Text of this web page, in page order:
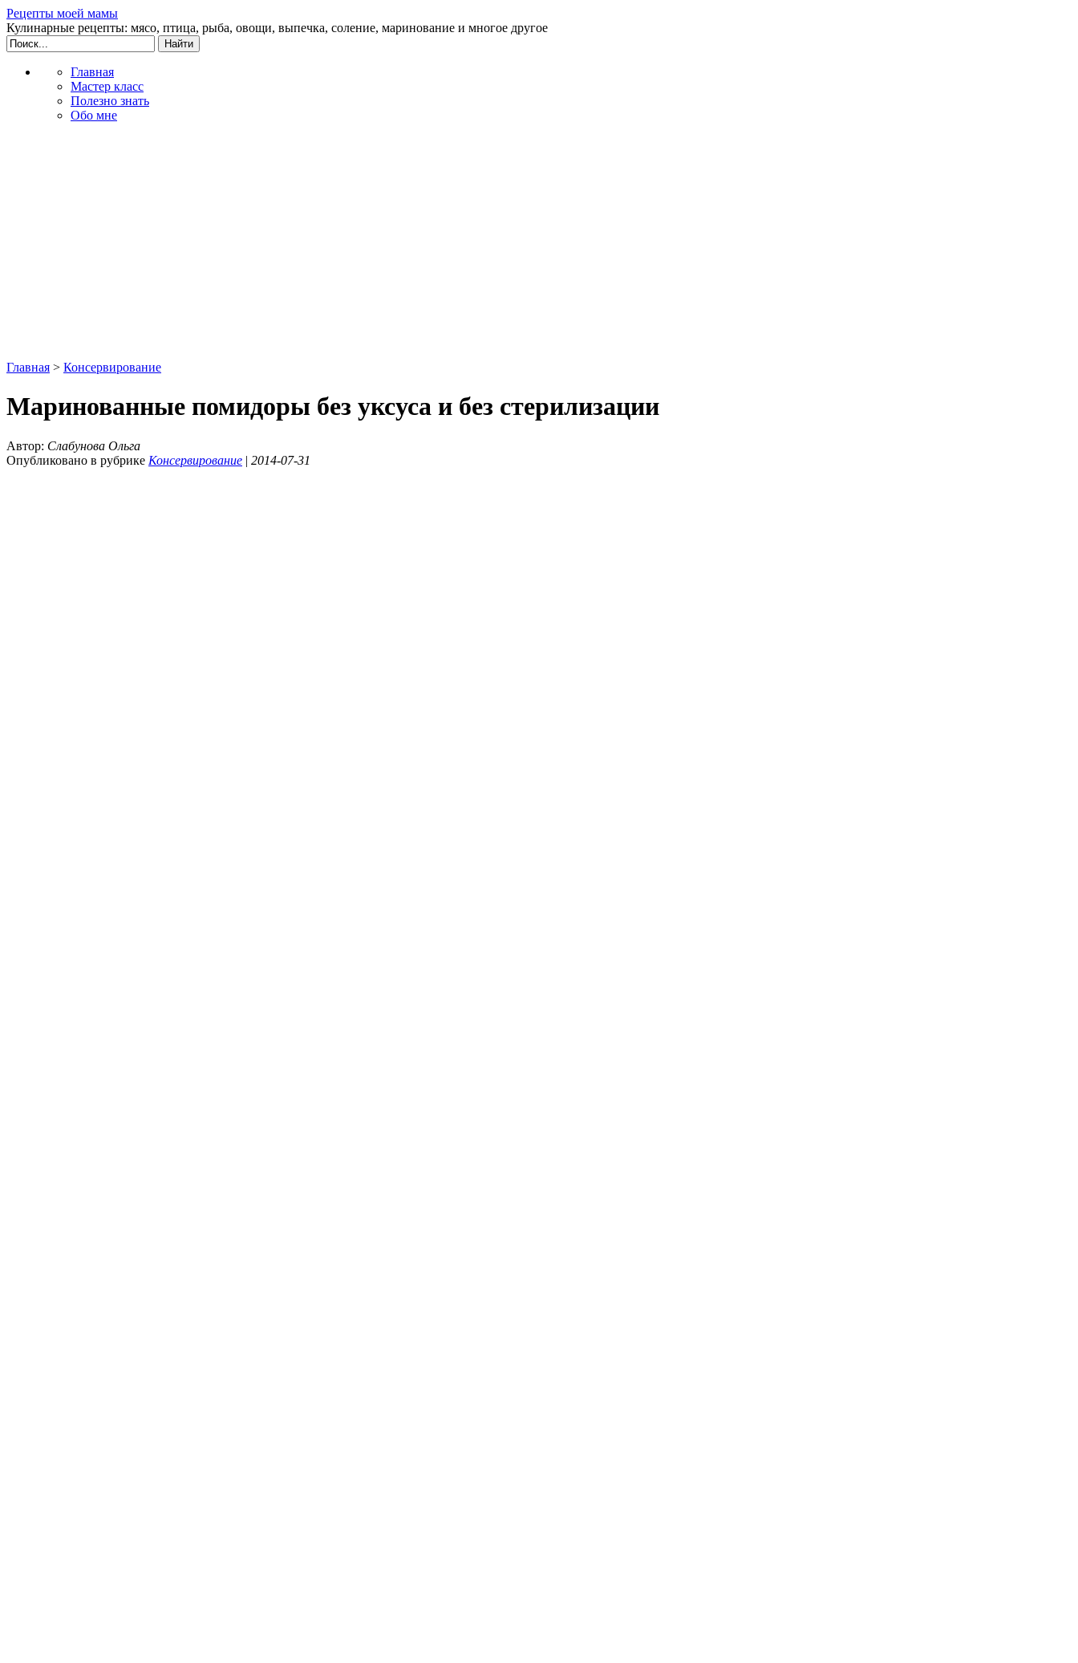
Рецепты моей мамы
Кулинарные рецепты: мясо, птица, рыба, овощи, выпечка, соление, маринование и многое другое
Главная
Мастер класс
Полезно знать
Обо мне
Главная > Консервирование
Маринованные помидоры без уксуса и без стерилизации
Автор: Слабунова Ольга
Опубликовано в рубрике Консервирование | 2014-07-31